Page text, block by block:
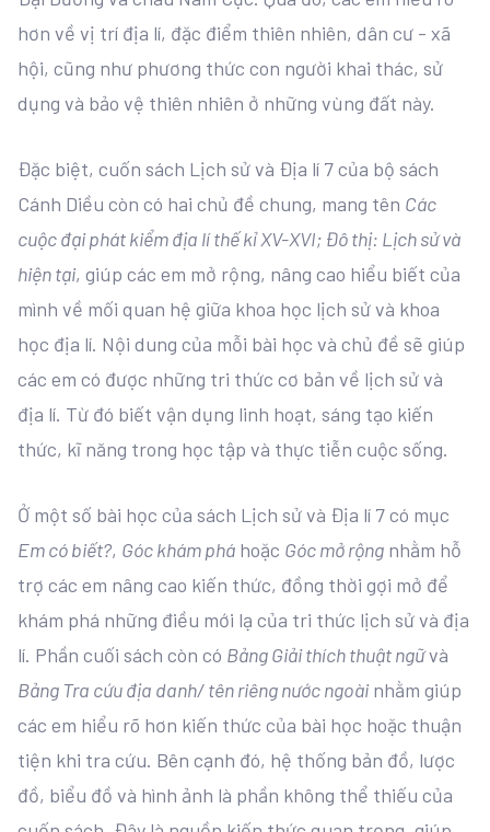
hơn về vị trí địa lí, đặc điểm thiên nhiên, dân cư - xã
hội, cũng như phương thức con người khai thác, sử
dụng và bảo vệ thiên nhiên ở những vùng đất này.
Đặc biệt, cuốn sách Lịch sử và Địa lí 7 của bộ sách
Cánh Diều còn có hai chủ đề chung, mang tên Các
cuộc đại phát kiểm địa lí thế kỉ XV-XVI; Đô thị: Lịch sử và
hiện tại, giúp các em mở rộng, nâng cao hiểu biết của
mình về mối quan hệ giữa khoa học lịch sử và khoa
học địa lí. Nội dung của mỗi bài học và chủ đề sẽ giúp
các em có được những tri thức cơ bản về lịch sử và
địa lí. Từ đó biết vận dụng linh hoạt, sáng tạo kiến
thức, kĩ năng trong học tập và thực tiễn cuộc sống.
Ở một số bài học của sách Lịch sử và Địa lí 7 có mục
Em có biết?, Góc khám phá hoặc Góc mở rộng nhằm hỗ
trợ các em nâng cao kiến thức, đồng thời gợi mở để
khám phá những điều mới lạ của tri thức lịch sử và địa
lí. Phần cuối sách còn có Bảng Giải thích thuật ngữvà
Bảng Tra cứu địa danh/ tên riêng nước ngoài nhằm giúp
các em hiểu rõ hơn kiến thức của bài học hoặc thuận
tiện khi tra cứu. Bên cạnh đó, hệ thống bản đồ, lược
đồ, biểu đồ và hình ảnh là phần không thể thiếu của